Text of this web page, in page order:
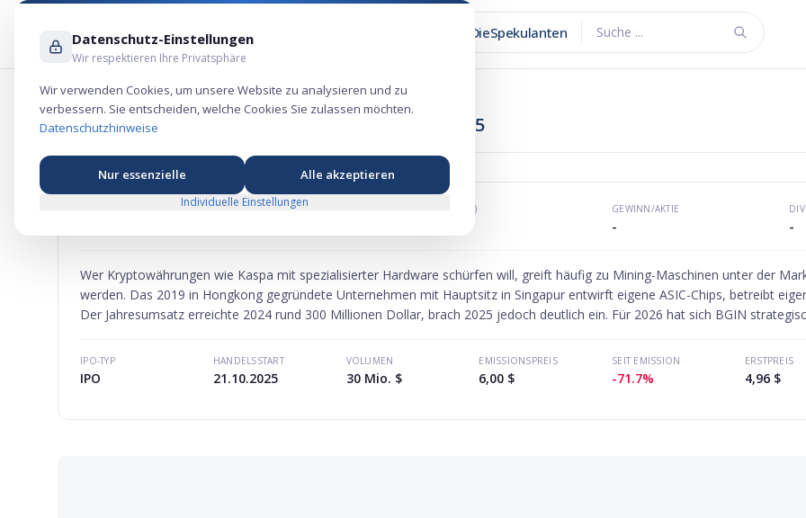
DieSpekulanten Suche ...
Bgin Blockchain Aktie – Krypto-Börsengang 2025
AKTIE MARKTKAPITALISIERUNG KGV (P/E) GEWINN/AKTIE
- -
Wer Kryptowährungen wie Kaspa mit spezialisierter Hardware schürfen will, greift häufig zu Mining-Maschinen unter der
werden. Das 2019 in Hongkong gegründete Unternehmen mit Hauptsitz in Singapur entwirft eigene ASIC-Chips, betreibt
Der Jahresumsatz erreichte 2024 rund 300 Millionen Dollar, brach 2025 jedoch deutlich ein. Für 2026 hat sich BGIN
IPO-TYP
IPO
HANDELSSTART
21.10.2025
VOLUMEN
30 Mio. $
EMISSIONSPREIS
6,00 $
SEIT EMISSION
-71.7%
ERSTPREIS
4,96 $
Datenschutz-Einstellungen
Wir respektieren Ihre Privatsphäre
Wir verwenden Cookies, um unsere Website zu analysieren und zu
verbessern. Sie entscheiden, welche Cookies Sie zulassen möchten.
Datenschutzhinweise
Nur essenzielle Alle akzeptieren
Individuelle Einstellungen